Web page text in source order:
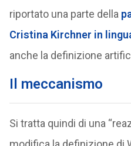
riportato una parte della
Cristina Kirchner in
anche la definizione
Il meccanismo
Si tratta quindi di una